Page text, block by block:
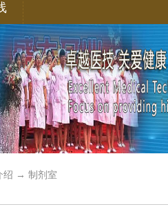
绍 → 制剂室